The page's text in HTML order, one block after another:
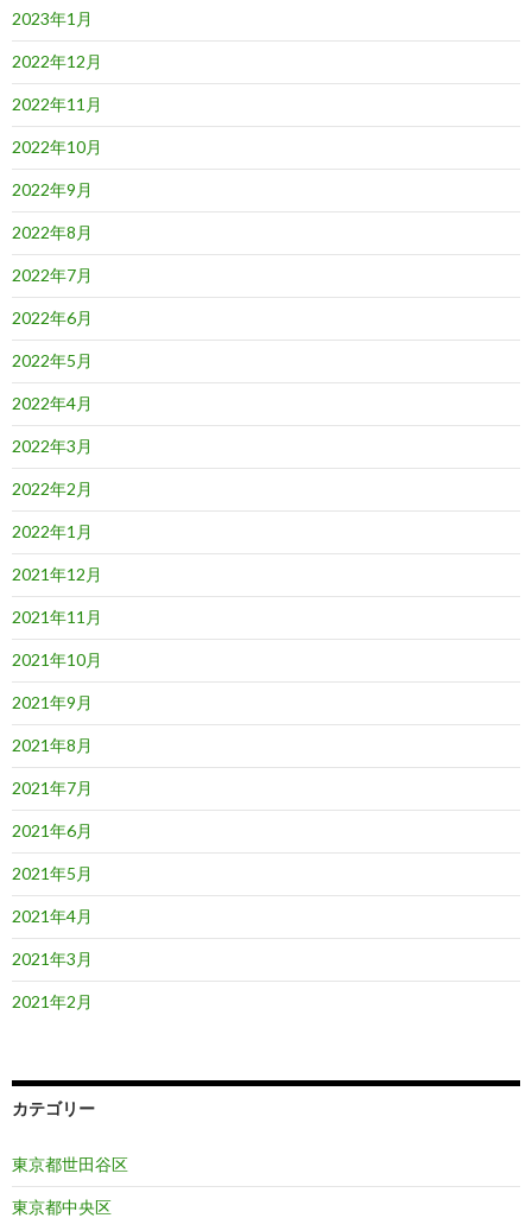
2023年1月
2022年12月
2022年11月
2022年10月
2022年9月
2022年8月
2022年7月
2022年6月
2022年5月
2022年4月
2022年3月
2022年2月
2022年1月
2021年12月
2021年11月
2021年10月
2021年9月
2021年8月
2021年7月
2021年6月
2021年5月
2021年4月
2021年3月
2021年2月
カテゴリー
東京都世田谷区
東京都中央区